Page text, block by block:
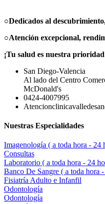
○Dedicados al
○Atención excepcional,
¡Tu salud es nuestra
San Diego-Valencia
Al lado del Centro
McDonald's
0424-4007995
Nuestras Especialidades
Imagenología ( a toda hora - 24
Consultas
Laboratorio ( a toda hora - 24
Banco De Sangre ( a toda hora
Fisiatría Adulto e Infanfil
Odontología
Odontología